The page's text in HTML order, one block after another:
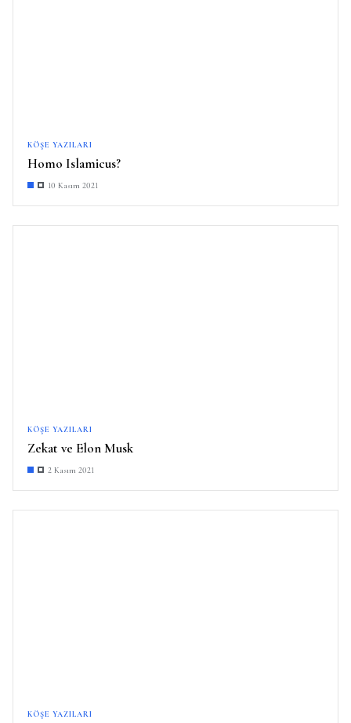
KÖŞE YAZILARI
Homo Islamicus?
10 Kasım 2021
KÖŞE YAZILARI
Zekat ve Elon Musk
2 Kasım 2021
KÖŞE YAZILARI